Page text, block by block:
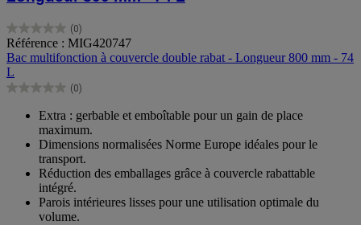
(0)
0.0
sur
5
étoiles.
Référence : MIG420747
Bac multifonction à couvercle double rabat - Longueur 800 mm - 74
L
(0)
0.0
étoiles.
Extra : gerbable et emboîtable pour un gain de place
maximum.
Dimensions normalisées Norme Europe idéales pour le
transport.
Réduction des emballages grâce à couvercle rabattable
intégré.
Parois intérieures lisses pour une utilisation optimale du
volume.